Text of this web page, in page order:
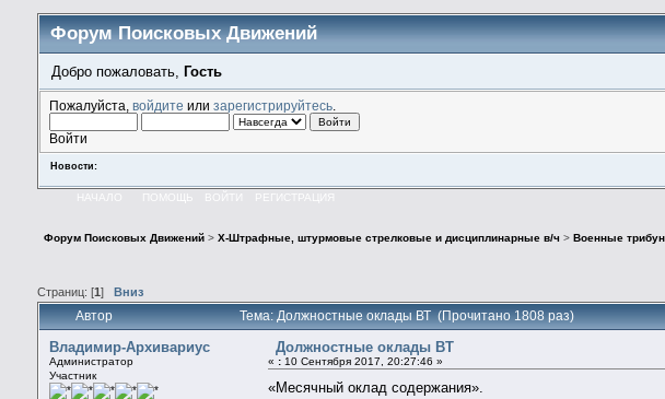
Форум Поисковых Движений
Добро пожаловать, Гость
Пожалуйста, войдите или зарегистрируйтесь.
Войти
Новости:
НАЧАЛО ПОМОЩЬ ВОЙТИ РЕГИСТРАЦИЯ
Форум Поисковых Движений >X-Штрафные, штурмовые стрелковые и дисциплинарные в/ч > Военные
Страниц: [1 ] Вниз
Автор Тема: Должностные оклады ВТ (Прочитано 1808 раз)
Владимир-Архивариус
Администратор
Участник
Должностные оклады ВТ
« : 10 Сентября 2017, 20:27:46 »
«Месячный оклад содержания».